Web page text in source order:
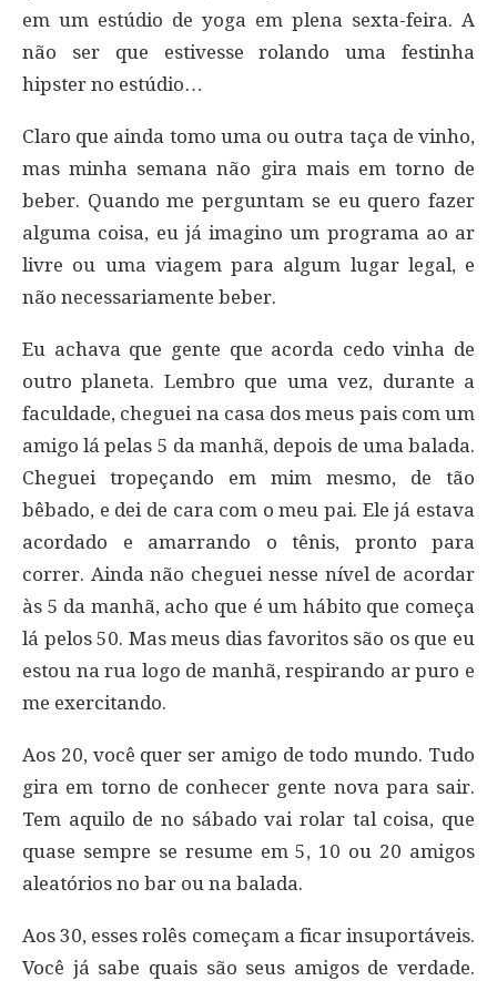
em um estúdio de yoga em plena sexta-feira. A
não ser que estivesse rolando uma festinha
hipster no estúdio…
Claro que ainda tomo uma ou outra taça de vinho,
mas minha semana não gira mais em torno de
beber. Quando me perguntam se eu quero fazer
alguma coisa, eu já imagino um programa ao ar
livre ou uma viagem para algum lugar legal, e
não necessariamente beber.
Eu achava que gente que acorda cedo vinha de
outro planeta. Lembro que uma vez, durante a
faculdade, cheguei na casa dos meus pais com um
amigo lá pelas 5 da manhã, depois de uma balada.
Cheguei tropeçando em mim mesmo, de tão
bêbado, e dei de cara com o meu pai. Ele já estava
acordado e amarrando o tênis, pronto para
correr. Ainda não cheguei nesse nível de acordar
às 5 da manhã, acho que é um hábito que começa
lá pelos 50. Mas meus dias favoritos são os que eu
estou na rua logo de manhã, respirando ar puro e
me exercitando.
Aos 20, você quer ser amigo de todo mundo. Tudo
gira em torno de conhecer gente nova para sair.
Tem aquilo de no sábado vai rolar tal coisa, que
quase sempre se resume em 5, 10 ou 20 amigos
aleatórios no bar ou na balada.
Aos 30, esses rolês começam a ficar insuportáveis.
Você já sabe quais são seus amigos de verdade.